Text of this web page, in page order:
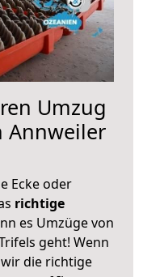
Umzug
Annweiler
Ecke oder
richtige
es Umzüge von
geht! Wenn
die richtige